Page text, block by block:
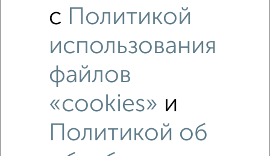
Рядом, с меньшей ценой
с Политикой
использования
файлов
«cookies» и
Политикой об